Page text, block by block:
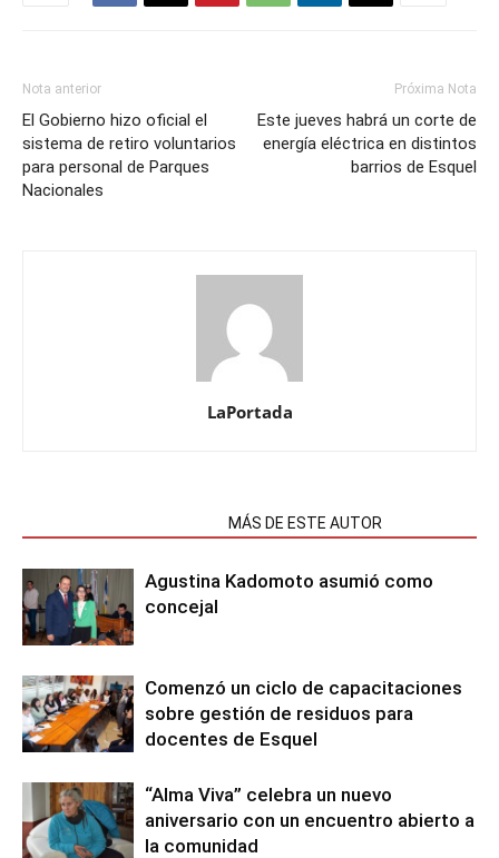
Nota anterior
El Gobierno hizo oficial el
sistema de retiro voluntarios
para personal de Parques
Nacionales
Próxima Nota
Este jueves habrá un corte de
energía eléctrica en distintos
barrios de Esquel
LaPortada
MÁS DE ESTE AUTOR
Agustina Kadomoto asumió como
concejal
Comenzó un ciclo de capacitaciones
sobre gestión de residuos para
docentes de Esquel
“Alma Viva” celebra un nuevo
aniversario con un encuentro abierto a
la comunidad